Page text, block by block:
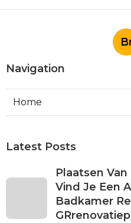
Navigation
Home
Latest Posts
Plaatsen
Vind Je Een
Badkamer